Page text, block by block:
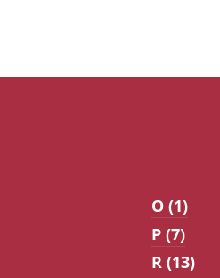
O (1)
P (7)
R (13)